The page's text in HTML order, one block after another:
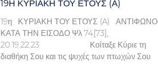
19Η ΚΥΡΙΑΚΉ ΤΟΥ ΈΤΟΥΣ (Α)
19η ΚΥΡΙΑΚΗ ΤΟΥ ΕΤΟΥΣ (A) ΑΝΤΙΦΩΝΟ
ΚΑΤΑ ΤΗΝ ΕΙΣΟΔΟ Ψλ 74[73],
20.19.22.23 Κοίταξε Κύριε τη
διαθήκη Σου και τις ψυχές των πτωχών Σου